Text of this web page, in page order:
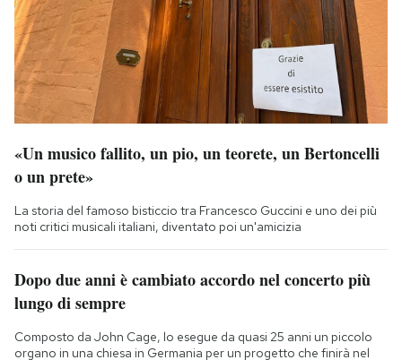
«Un musico fallito, un pio, un teorete, un Bertoncelli
o un prete»
La storia del famoso bisticcio tra Francesco Guccini e uno dei più
noti critici musicali italiani, diventato poi un'amicizia
Dopo due anni è cambiato accordo nel concerto più
lungo di sempre
Composto da John Cage, lo esegue da quasi 25 anni un piccolo
organo in una chiesa in Germania per un progetto che finirà nel